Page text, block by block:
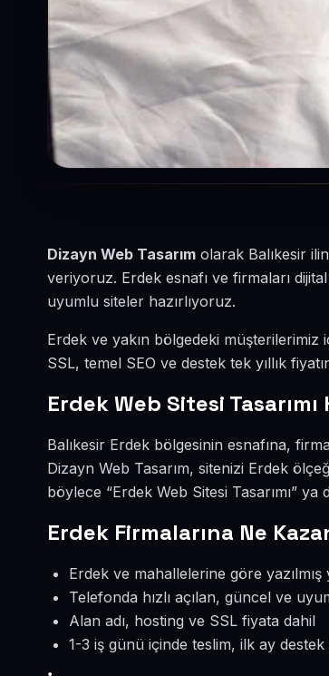
Dizayn Web Tasarım olarak Balıkesir
veriyoruz. Erdek esnafı ve firmaları
uyumlu siteler hazırlıyoruz.
Erdek ve yakın bölgedeki
SSL, temel SEO ve destek tek yıllık
Erdek Web Sitesi Tasarımı
Balıkesir Erdek bölgesinin esnafına,
Dizayn Web Tasarım, sitenizi Erdek
böylece “Erdek Web Sitesi Tasarımı”
Erdek Firmalarına Ne
Erdek ve mahallelerine göre
Telefonda hızlı açılan, güncel ve
Alan adı, hosting ve SSL fiyata dahil
1-3 iş günü içinde teslim, ilk ay